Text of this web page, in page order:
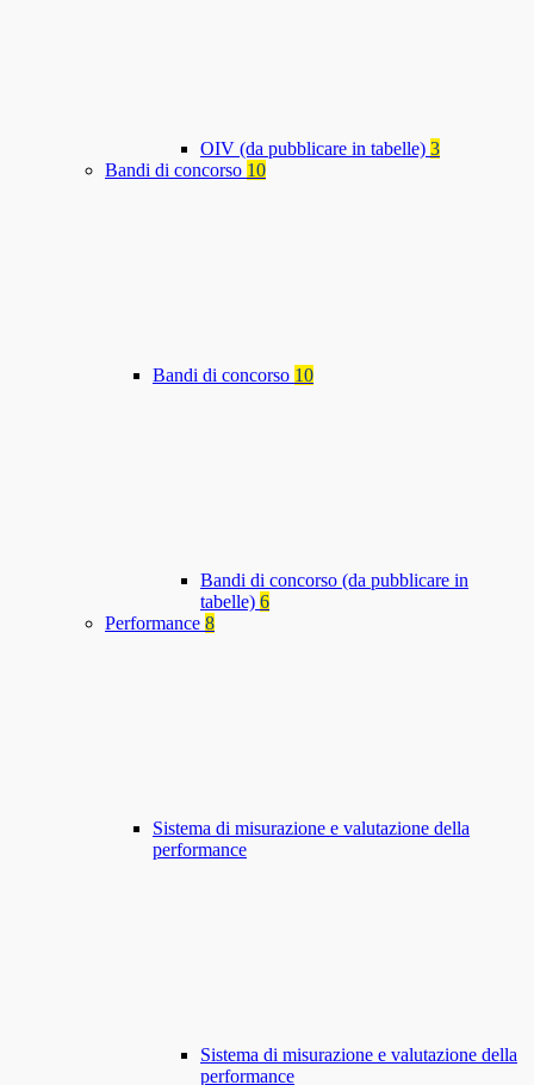
OIV (da pubblicare in tabelle) 3
Bandi di concorso 10
Bandi di concorso 10
Bandi di concorso (da pubblicare in
tabelle) 6
Performance 8
Sistema di misurazione e valutazione della
performance
Sistema di misurazione e valutazione della
performance